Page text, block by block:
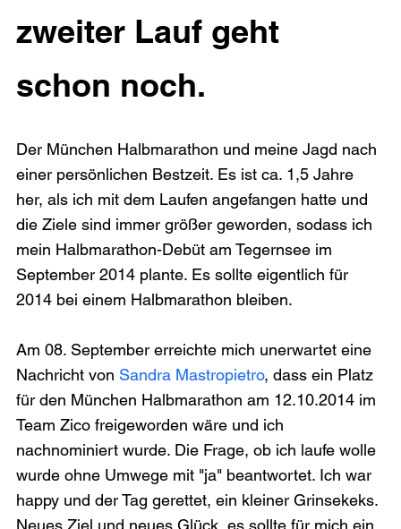
zweiter Lauf geht
schon noch.
Der München Halbmarathon und meine Jagd nach
einer persönlichen Bestzeit. Es ist ca. 1,5 Jahre
her, als ich mit dem Laufen angefangen hatte und
die Ziele sind immer größer geworden, sodass ich
mein Halbmarathon-Debüt am Tegernsee im
September 2014 plante. Es sollte eigentlich für
2014 bei einem Halbmarathon bleiben.
Am 08. September erreichte mich unerwartet eine
Nachricht von Sandra Mastropietro, dass ein Platz
für den München Halbmarathon am 12.10.2014 im
Team Zico freigeworden wäre und ich
nachnominiert wurde. Die Frage, ob ich laufe wolle
wurde ohne Umwege mit "ja" beantwortet. Ich war
happy und der Tag gerettet, ein kleiner Grinsekeks.
Neues Ziel und neues Glück, es sollte für mich ein